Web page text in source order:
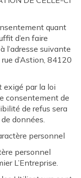
quant
d’en faire
l’adresse suivante
d’Astion, 84120
exigé par la loi
consentement de
de refus sera
données.
personnel
personnel
L’Entreprise.